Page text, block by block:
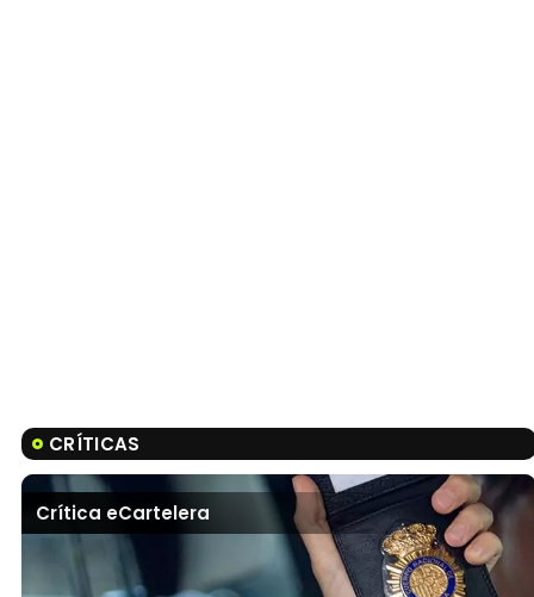
CRÍTICAS
Crítica eCartelera